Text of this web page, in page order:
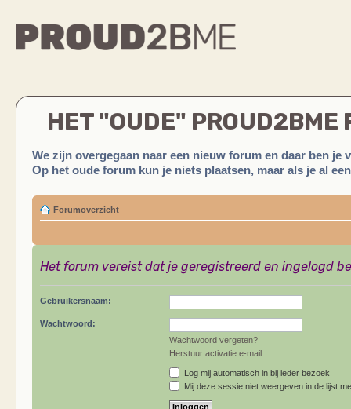
HET "OUDE" PROUD2BME
We zijn overgegaan naar een nieuw forum en daar ben je
Op het oude forum kun je niets plaatsen, maar als je al
Forumoverzicht
Het forum vereist dat je geregistreerd en ingelogd
Gebruikersnaam:
Wachtwoord:
Wachtwoord vergeten?
Herstuur activatie e-mail
Log mij automatisch in bij ieder bezoek
Mij deze sessie niet weergeven in de lijst